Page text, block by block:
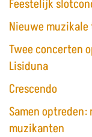
Feestelijk
Nieuwe
Twee concerten
Lisiduna
Crescendo
Samen
muzikanten